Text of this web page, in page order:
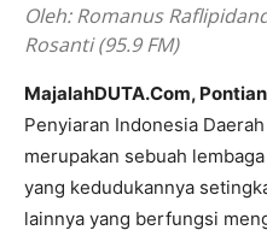
Oleh: Romanus
Rosanti (95.9 FM)
MajalahDUTA.Com,
Penyiaran Indonesia
merupakan sebuah
yang kedudukannya
lainnya yang berfungsi